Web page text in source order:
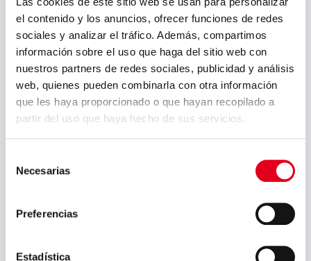
el contenido y los anuncios, ofrecer funciones de redes
sociales y analizar el tráfico. Además, compartimos
información sobre el uso que haga del sitio web con
nuestros partners de redes sociales, publicidad y análisis
web, quienes pueden combinarla con otra información
que les haya proporcionado o que hayan recopilado a
partir del uso que haya hecho de sus servicios.
Necesarias
Preferencias
Estadística
Juli 2026
Mai 2026
März 2026
Januar 2026
Dezember 2025